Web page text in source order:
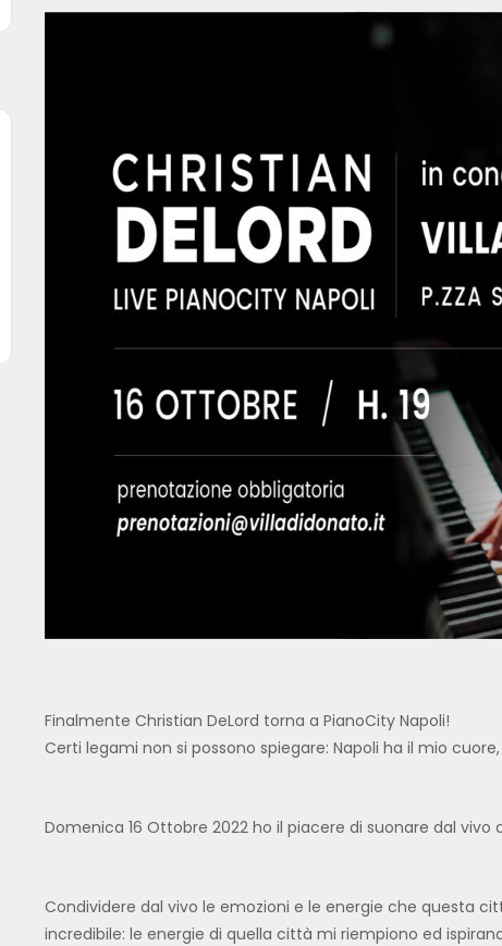
Finalmente Christian DeLord torna a PianoCity Napoli!
Certi legami non si possono spiegare: Napoli ha il mio
Domenica 16 Ottobre 2022 ho il piacere di suonare dal vivo
Condividere dal vivo le emozioni e le energie che questa
incredibile: le energie di quella città mi riempiono ed